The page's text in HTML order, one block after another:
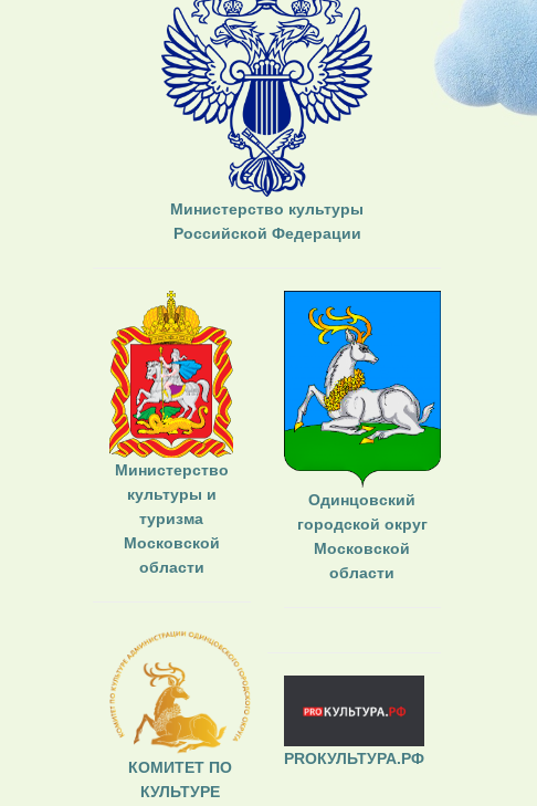
Министерство культуры
Российской Федерации
Министерство
культуры и
туризма
Московской
области
Одинцовский
городской округ
Московской
области
КОМИТЕТ ПО
КУЛЬТУРЕ
PROКУЛЬТУРА.РФ